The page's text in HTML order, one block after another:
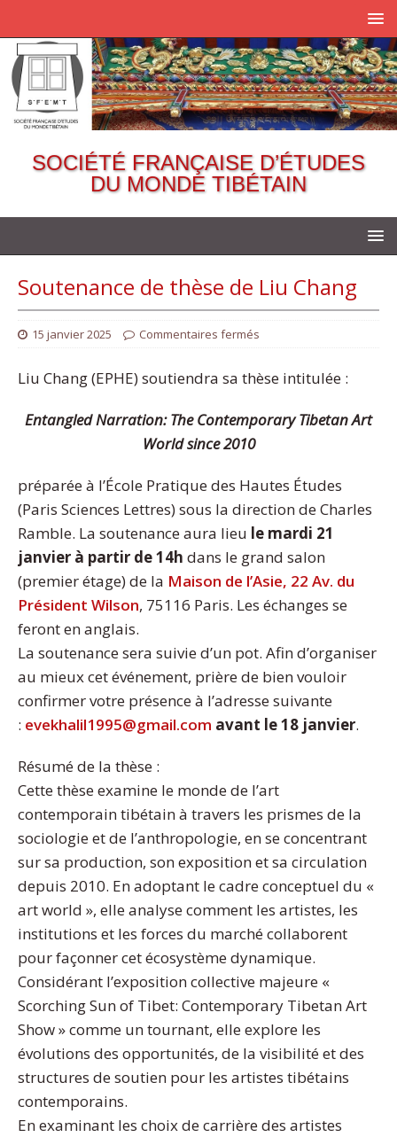
SOCIÉTÉ FRANÇAISE D’ÉTUDES
DU MONDE TIBÉTAIN
Soutenance de thèse de Liu Chang
15 janvier 2025 Commentaires fermés
Liu Chang (EPHE) soutiendra sa thèse intitulée :
Entangled Narration: The Contemporary Tibetan Art
World since 2010
préparée à l’École Pratique des Hautes Études
(Paris Sciences Lettres) sous la direction de Charles
Ramble. La soutenance aura lieu le mardi 21
janvier à partir de 14h dans le grand salon
(premier étage) de la Maison de l’Asie, 22 Av. du
Président Wilson, 75116 Paris. Les échanges se
feront en anglais.
La soutenance sera suivie d’un pot. Afin d’organiser
au mieux cet événement, prière de bien vouloir
confirmer votre présence à l’adresse suivante
: evekhalil1995@gmail.com avant le 18 janvier.
Résumé de la thèse :
Cette thèse examine le monde de l’art
contemporain tibétain à travers les prismes de la
sociologie et de l’anthropologie, en se concentrant
sur sa production, son exposition et sa circulation
depuis 2010. En adoptant le cadre conceptuel du «
art world », elle analyse comment les artistes, les
institutions et les forces du marché collaborent
pour façonner cet écosystème dynamique.
Considérant l’exposition collective majeure «
Scorching Sun of Tibet: Contemporary Tibetan Art
Show » comme un tournant, elle explore les
évolutions des opportunités, de la visibilité et des
structures de soutien pour les artistes tibétains
contemporains.
En examinant les choix de carrière des artistes